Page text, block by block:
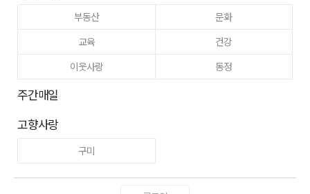
부동산
문화
교육
건강
이웃사랑
동정
주간매일
고향사랑
구미